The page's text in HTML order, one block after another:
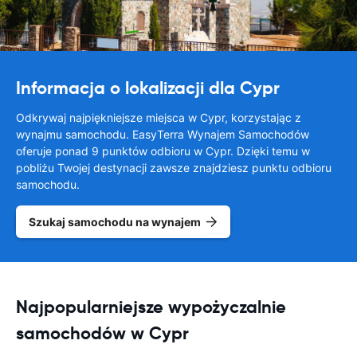
Informacja o lokalizacji dla Cypr
Odkrywaj najpiękniejsze miejsca w Cypr, korzystając z
wynajmu samochodu. EasyTerra Wynajem Samochodów
oferuje ponad 9 punktów odbioru w Cypr. Dzięki temu w
pobliżu Twojej destynacji zawsze znajdziesz punktu odbioru
samochodu.
Szukaj samochodu na wynajem
Najpopularniejsze wypożyczalnie
samochodów w Cypr